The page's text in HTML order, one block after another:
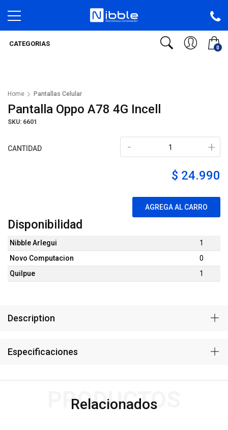
0
CATEGORIAS
Home Pantallas Celular
Pantalla Oppo A78 4G Incell
SKU: 6601
CANTIDAD +
-
$ 24.990
AGREGA AL CARRO
Disponibilidad
Nibble Arlegui
1
Novo Computacion
0
Quilpue
1
Description
Especificaciones
Relacionados
PRODUCTOS